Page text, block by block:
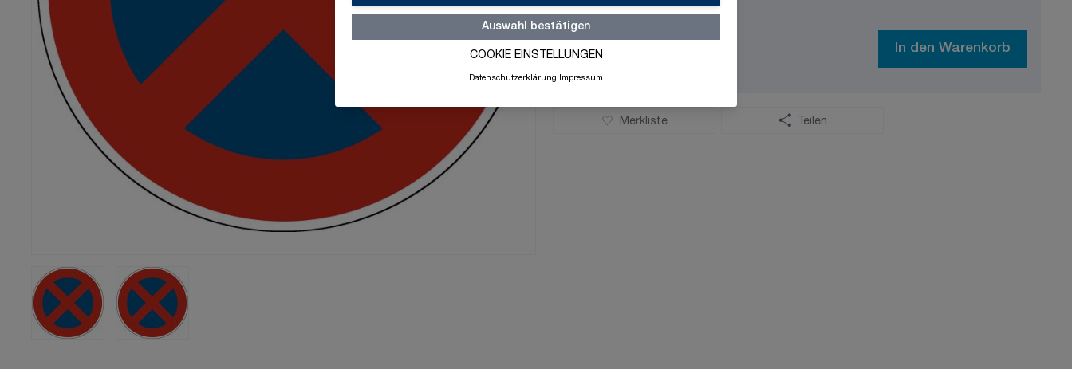
Auswahl bestätigen
COOKIE EINSTELLUNGEN
Datenschutzerklärung Impressum
Menge
- In den Warenkorb
Merkliste Teilen